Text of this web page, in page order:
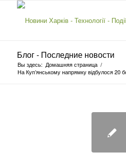
Блог - Последние новости
Вы здесь: Домашняя страница /
На Куп’янському напрямку відбулося 20